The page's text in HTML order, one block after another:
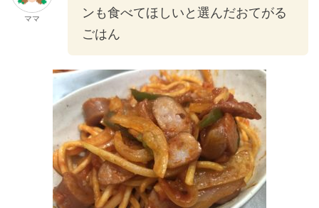
ママ
ンも食べてほしいと選んだおてがる
ごはん